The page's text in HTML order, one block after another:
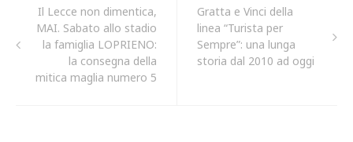
Il Lecce non dimentica,
MAI. Sabato allo stadio
la famiglia LOPRIENO:
la consegna della
mitica maglia numero 5
Gratta e Vinci della
linea “Turista per
Sempre”: una lunga
storia dal 2010 ad oggi